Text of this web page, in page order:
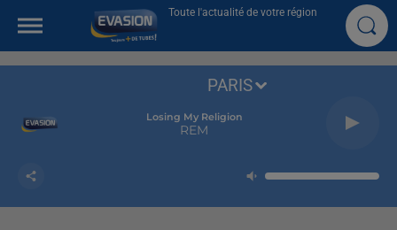
Toute l'actualité de votre région
Losing My Religion
REM
PARIS